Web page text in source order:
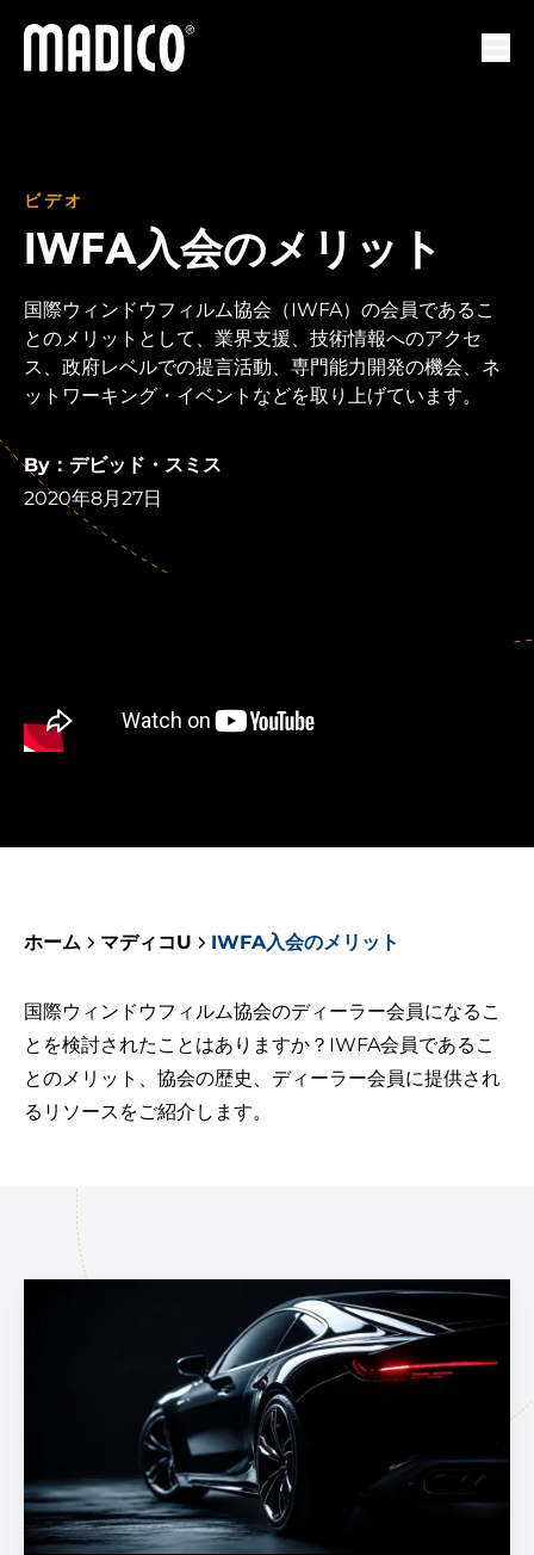
マディコ
ビデオ
IWFA入会のメリット
国際ウィンドウフィルム協会（IWFA）の会員であるこ
とのメリットとして、業界支援、技術情報へのアクセ
ス、政府レベルでの提言活動、専門能力開発の機会、ネ
ットワーキング・イベントなどを取り上げています。
By：デビッド・スミス
2020年8月27日
ホーム マディコU IWFA入会のメリット
国際ウィンドウフィルム協会のディーラー会員になるこ
とを検討されたことはありますか？IWFA会員であるこ
とのメリット、協会の歴史、ディーラー会員に提供され
るリソースをご紹介します。